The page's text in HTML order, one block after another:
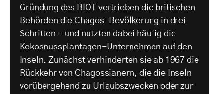
Gründung des BIOT vertrieben die britischen
Behörden die Chagos-Bevölkerung in drei
Schritten - und nutzten dabei häufig die
Kokosnussplantagen-Unternehmen auf den
Inseln. Zunächst verhinderten sie ab 1967 die
Rückkehr von Chagossianern, die die Inseln
vorübergehend zu Urlaubszwecken oder zur